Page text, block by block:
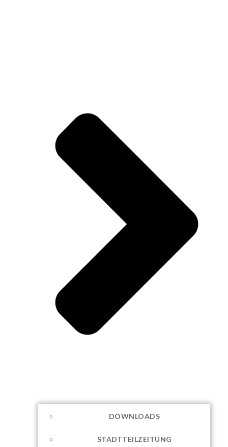
DOWNLOADS
STADTTEILZEITUNG